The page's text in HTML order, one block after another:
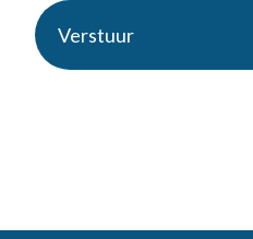
Verstuur